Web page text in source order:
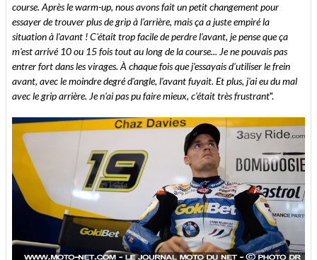
course. Après le warm-up, nous avons fait un petit changement pour
essayer de trouver plus de grip à l'arrière, mais ça a juste empiré la
situation à l'avant ! C'était trop facile de perdre l'avant, je pense que ça
m'est arrivé 10 ou 15 fois tout au long de la course... Je ne pouvais pas
entrer fort dans les virages. À chaque fois que j'essayais d'utiliser le frein
avant, avec le moindre degré d'angle, l'avant fuyait. Et plus, j'ai eu du mal
avec le grip arrière. Je n'ai pas pu faire mieux, c'était très frustrant".